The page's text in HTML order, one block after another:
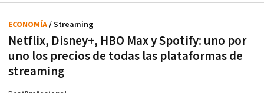
Netflix, Disney+, HBO Max y Spotify: uno por
uno los precios de todas las plataformas de
streaming
ECONOMÍA/ Streaming